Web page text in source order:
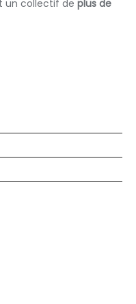
un collectif de plus de